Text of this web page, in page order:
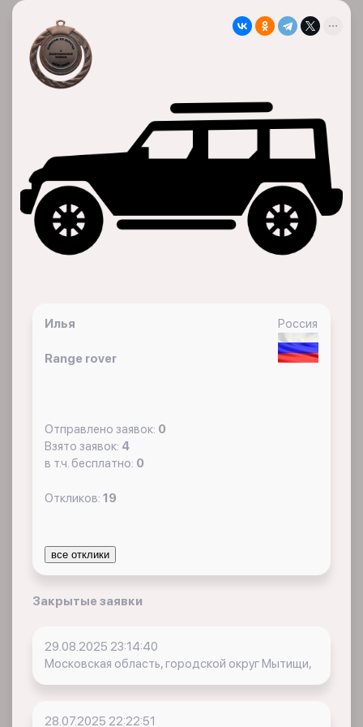
Россия
Илья
Range rover
Отправлено заявок: 0
Взято заявок: 4
в т.ч. бесплатно: 0
Откликов: 19
все отклики
Закрытые заявки
29.08.2025 23:14:40
Московская область, городской округ Мытищи,
28.07.2025 22:22:51